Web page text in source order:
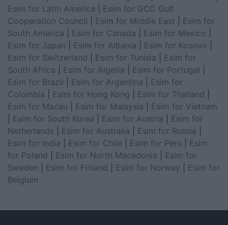
Esim for Latin America
Esim for GCC Gulf
Cooperation Council
Esim for Middle East
Esim for
South America
Esim for Canada Esim for Mexico
Esim for Japan
Esim for Albania Esim for Kosovo
Esim for Switzerland
Esim for Tunisia
Esim for
South Africa
Esim for Algeria Esim for Portugal
Esim for Brazil
Esim for Argentina
Esim for
Colombia
Esim for Hong Kong Esim for Thailand
Esim for Macau
Esim for Malaysia
Esim for Vietnam
Esim for South Korea Esim for Austria
Esim for
Netherlands
Esim for Australia Esim for Russia
Esim for India
Esim for Chile Esim for Peru
Esim
for Poland
Esim for North Macedonia
Esim for
Sweden
Esim for Finland Esim for Norway
Esim for
Belgium